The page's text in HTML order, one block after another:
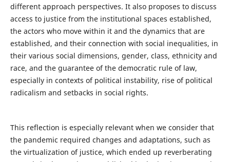
different approach perspectives. It also proposes to discuss
access to justice from the institutional spaces established,
the actors who move within it and the dynamics that are
established, and their connection with social inequalities, in
their various social dimensions, gender, class, ethnicity and
race, and the guarantee of the democratic rule of law,
especially in contexts of political instability, rise of political
radicalism and setbacks in social rights.
This reflection is especially relevant when we consider that
the pandemic required changes and adaptations, such as
the virtualization of justice, which ended up reverberating